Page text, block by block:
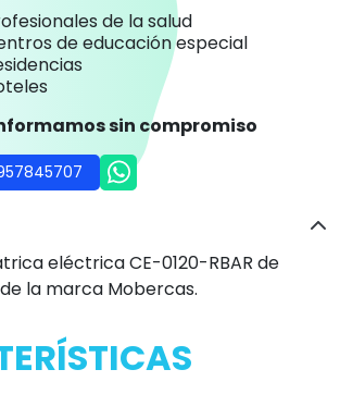
de la salud
de educación especial
sin compromiso
eléctrica CE-0120-RBAR de
la marca Mobercas.